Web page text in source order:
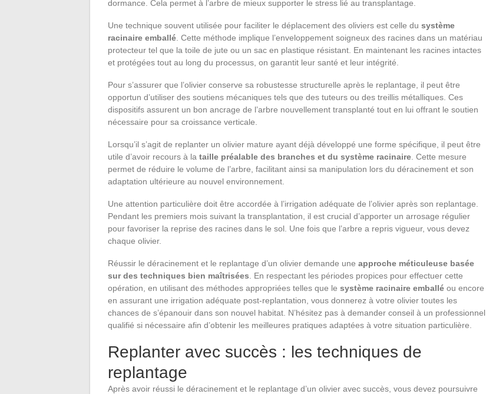
dormance. Cela permet à l’arbre de mieux supporter le stress lié au transplantage.
Une technique souvent utilisée pour faciliter le déplacement des oliviers est celle du système
racinaire emballé . Cette méthode implique l’enveloppement soigneux des racines dans un matériau
protecteur tel que la toile de jute ou un sac en plastique résistant. En maintenant les racines intactes
et protégées tout au long du processus, on garantit leur santé et leur intégrité.
Pour s’assurer que l’olivier conserve sa robustesse structurelle après le replantage, il peut être
opportun d’utiliser des soutiens mécaniques tels que des tuteurs ou des treillis métalliques. Ces
dispositifs assurent un bon ancrage de l’arbre nouvellement transplanté tout en lui offrant le soutien
nécessaire pour sa croissance verticale.
Lorsqu’il s’agit de replanter un olivier mature ayant déjà développé une forme spécifique, il peut être
utile d’avoir recours à la taille préalable des branches et du système racinaire . Cette mesure
permet de réduire le volume de l’arbre, facilitant ainsi sa manipulation lors du déracinement et son
adaptation ultérieure au nouvel environnement.
Une attention particulière doit être accordée à l’irrigation adéquate de l’olivier après son replantage.
Pendant les premiers mois suivant la transplantation, il est crucial d’apporter un arrosage régulier
pour favoriser la reprise des racines dans le sol. Une fois que l’arbre a repris vigueur, vous devez
chaque olivier.
Réussir le déracinement et le replantage d’un olivier demande une approche méticuleuse basée
sur des techniques bien maîtrisées . En respectant les périodes propices pour effectuer cette
opération, en utilisant des méthodes appropriées telles que le système racinaire emballé ou encore
en assurant une irrigation adéquate post-replantation, vous donnerez à votre olivier toutes les
chances de s’épanouir dans son nouvel habitat. N’hésitez pas à demander conseil à un professionnel
qualifié si nécessaire afin d’obtenir les meilleures pratiques adaptées à votre situation particulière.
Replanter avec succès : les techniques de
replantage
Après avoir réussi le déracinement et le replantage d’un olivier avec succès, vous devez poursuivre